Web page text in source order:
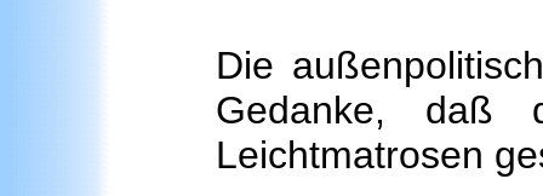
Die
Gedanke, daß
Leichtmatrosen